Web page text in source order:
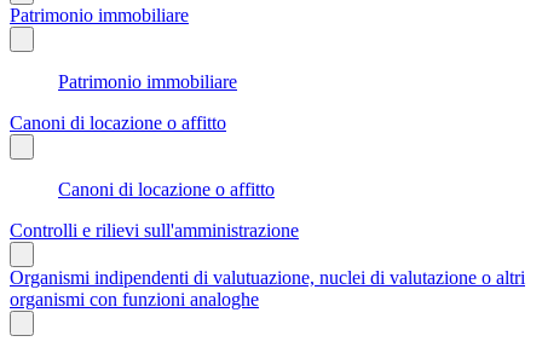
Patrimonio immobiliare
Patrimonio immobiliare
Canoni di locazione o affitto
Canoni di locazione o affitto
Controlli e rilievi sull'amministrazione
Organismi indipendenti di valutuazione, nuclei di valutazione o altri
organismi con funzioni analoghe